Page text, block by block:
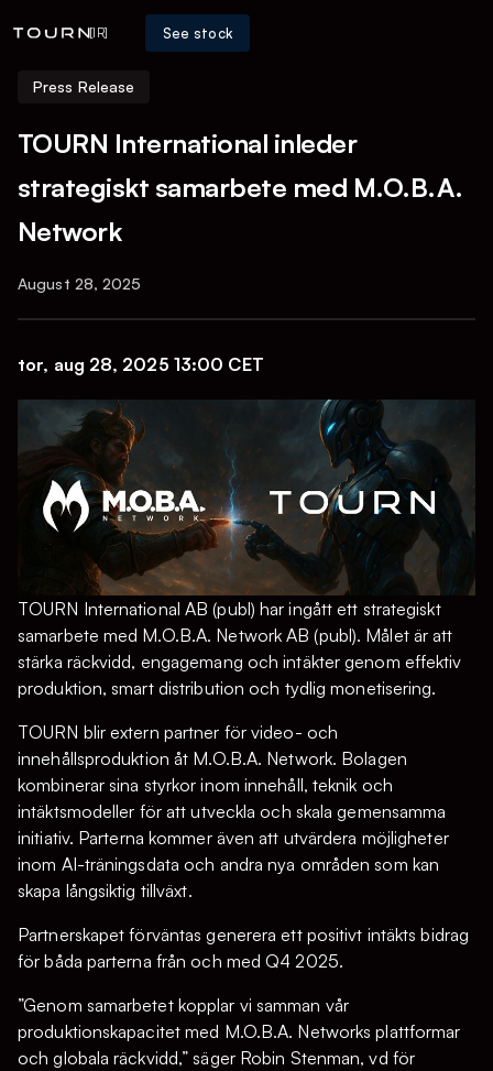
[IR] See stock
Press Release
TOURN International inleder
strategiskt samarbete med M.O.B.A.
Network
August 28, 2025
tor, aug 28, 2025 13:00 CET
TOURN International AB (publ) har ingått ett strategiskt
samarbete med M.O.B.A. Network AB (publ). Målet är att
stärka räckvidd, engagemang och intäkter genom effektiv
produktion, smart distribution och tydlig monetisering.
TOURN blir extern partner för video- och
innehållsproduktion åt M.O.B.A. Network. Bolagen
kombinerar sina styrkor inom innehåll, teknik och
intäktsmodeller för att utveckla och skala gemensamma
initiativ. Parterna kommer även att utvärdera möjligheter
inom AI-träningsdata och andra nya områden som kan
skapa långsiktig tillväxt.
Partnerskapet förväntas generera ett positivt intäkts bidrag
för båda parterna från och med Q4 2025.
”Genom samarbetet kopplar vi samman vår
produktionskapacitet med M.O.B.A. Networks plattformar
och globala räckvidd,” säger Robin Stenman, vd för